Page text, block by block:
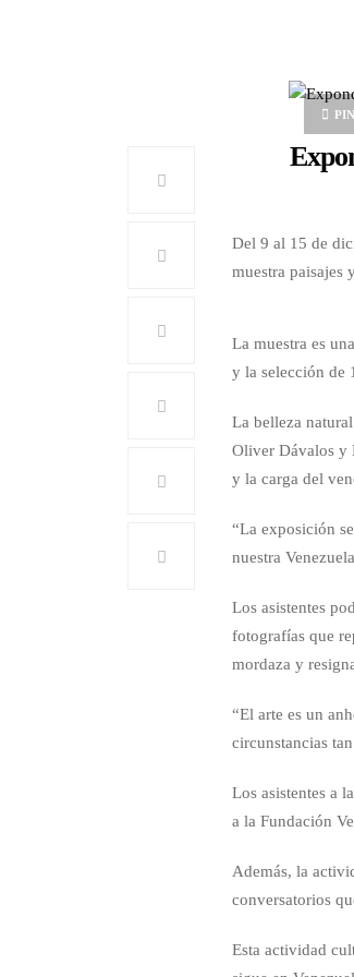
Del 9 al 15 de
muestra paisajes
La muestra es
y la selección de
La belleza
Oliver Dávalos y
y la carga del
“La exposición
nuestra
Los asistentes
fotografías que
mordaza y
“El arte es un
circunstancias
Los asistentes a
a la Fundación
Además, la
conversatorios
Esta actividad